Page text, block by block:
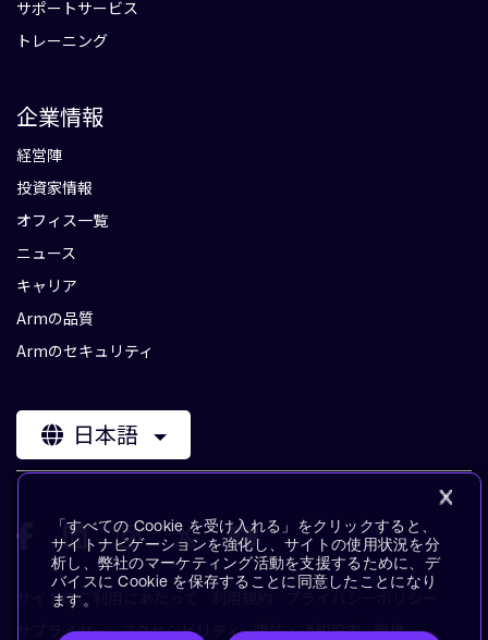
サポートサービス
トレーニング
企業情報
経営陣
投資家情報
オフィス一覧
ニュース
キャリア
Armの品質
Armのセキュリティ
日本語
サイトのご利用にあたって
サプライヤー アクセシビリティ 購読・通知設定 商標
「すべての Cookie を受け入れる」をクリックすると、
サイトナビゲーションを強化し、サイトの使用状況を分
析し、弊社のマーケティング活動を支援するために、デ
バイスに Cookie を保存することに同意したことになり
ます。